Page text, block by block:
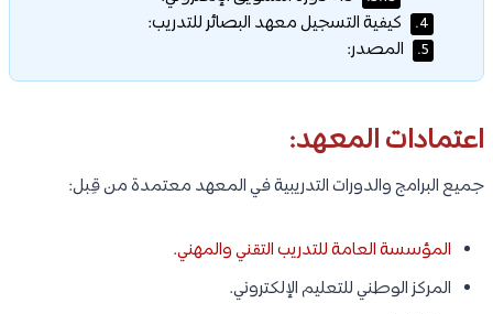
4. كيفية التسجيل معهد البصائر للتدريب:
5. المصدر:
اعتمادات المعهد:
جميع البرامج والدورات التدريبية في المعهد معتمدة من قِبل:
المؤسسة العامة للتدريب التقني والمهني.
المركز الوطني للتعليم الإلكتروني.